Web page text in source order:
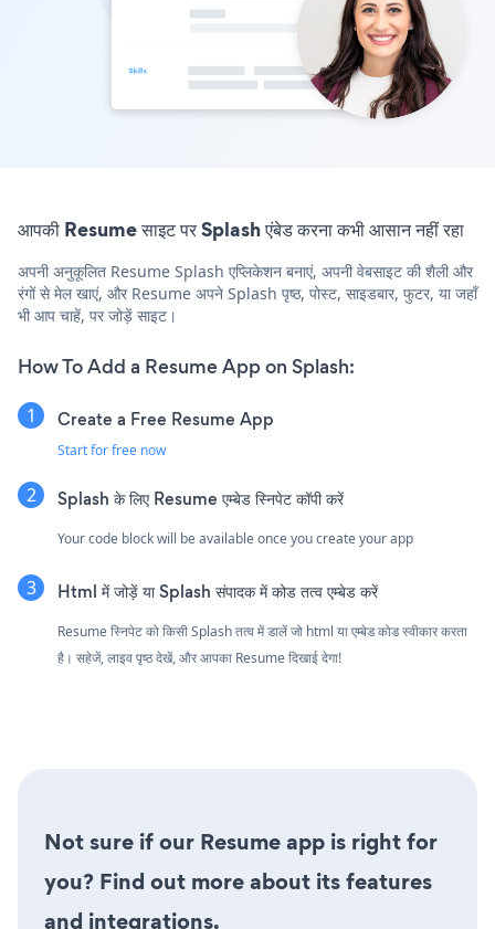
आपकी Resume साइट पर Splash एंबेड करना कभी आसान नहीं रहा
अपनी अनुकूलित Resume Splash एप्लिकेशन बनाएं, अपनी वेबसाइट की शैली और
रंगों से मेल खाएं, और Resume अपने Splash पृष्ठ, पोस्ट, साइडबार, फुटर, या जहाँ
भी आप चाहें, पर जोड़ें साइट।
How To Add a Resume App on Splash:
Create a Free Resume App
Start for free now
Splash के लिए Resume एम्बेड स्निपेट कॉपी करें
Your code block will be available once you create your app
Html में जोड़ें या Splash संपादक में कोड तत्व एम्बेड करें
Resume स्निपेट को किसी Splash तत्व में डालें जो html या एम्बेड कोड स्वीकार करता
है। सहेजें, लाइव पृष्ठ देखें, और आपका Resume दिखाई देगा!
Not sure if our Resume app is right for
you? Find out more about its features
and integrations.